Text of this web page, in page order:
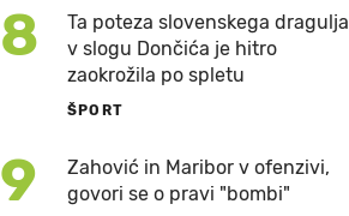
8
Ta poteza slovenskega dragulja
v slogu Dončića je hitro
zaokrožila po spletu
ŠPORT
9
Zahović in Maribor v ofenzivi,
govori se o pravi "bombi"